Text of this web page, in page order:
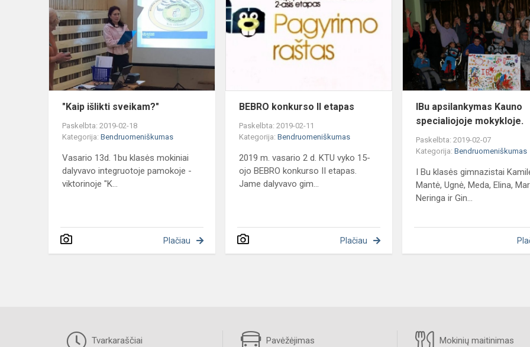
išlikti
sveikam?"
"Kaip išlikti sveikam?"
Paskelbta: 2019-02-18
Kategorija: Bendruomeniškumas
Vasario 13d. 1bu klasės mokiniai
dalyvavo integruotoje pamokoje -
viktorinoje "K...
Plačiau
konkurso
etapas
BEBRO konkurso II etapas
Paskelbta: 2019-02-11
Kategorija:Bendruomeniškumas
2019 m. vasario 2 d. KTU vyko 15-
ojo BEBRO konkurso II etapas.
Jame dalyvavo gim...
Plačiau
IBu apsilankymas Kauno
specialiojoje mokykloje.
Paskelbta: 2019-02-07
Kategorija:Bendruomeniškumas
I Bu klasės gimnazistai
Mantė, Ugnė, Meda, Elina,
Neringa ir Gin...
Tvarkaraščiai Pavėžėjimas Mokinių maitinimas